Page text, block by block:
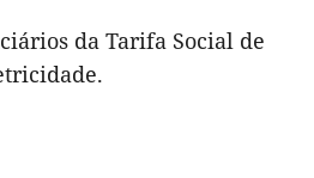
da Tarifa Social de